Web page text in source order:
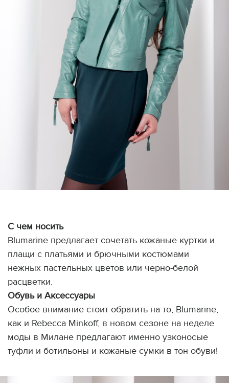
С чем носить
Blumarine предлагает сочетать кожаные куртки и
плащи с платьями и брючными костюмами
нежных пастельных цветов или черно-белой
расцветки.
Обувь и Аксессуары
Особое внимание стоит обратить на то, Blumarine,
как и Rebecca Minkoff, в новом сезоне на неделе
моды в Милане предлагают именно узконосые
туфли и ботильоны и кожаные сумки в тон обуви!